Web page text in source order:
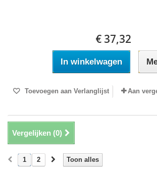
€ 37,32
In winkelwagen
Toevoegen aan Verlanglijst Aan
Vergelijken (0)
Toon alles
1 2